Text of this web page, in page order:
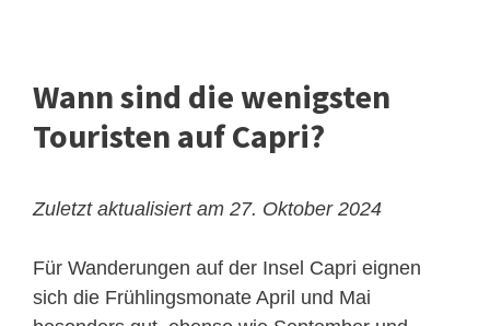
Wann sind die wenigsten
Touristen auf Capri?
Zuletzt aktualisiert am 27. Oktober 2024
Für Wanderungen auf der Insel Capri eignen
sich die Frühlingsmonate April und Mai